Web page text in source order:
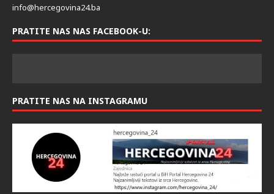
info@hercegovina24.ba
PRATITE NAS NAS FACEBOOK-U:
PRATITE NAS NA INSTAGRAMU